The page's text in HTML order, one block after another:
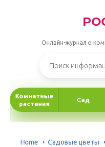
Онлайн-журнал о
Комнатные
растения
Сад
Home
Садовые цветы